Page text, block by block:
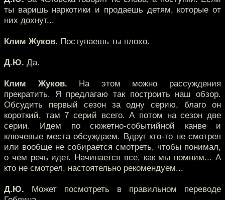
ты варишь наркотики и продаешь детям, которые от
них дохнут...
Клим Жуков. Поступаешь ты плохо.
Д.Ю. Да.
Клим Жуков. На этом можно рассуждения
прекратить. Я предлагаю так построить наш обзор.
Обсудить первый сезон за одну серию, благо он
короткий, там 7 серий всего. А потом на сезон две
серии. Идем по сюжетно-событийной канве и
ключевые места обсуждаем. Вдруг кто-то не смотрел
или вообще не собирается смотреть, чтобы понимал,
о чем речь идет. Начинается все, как мы помним... А
кто не смотрел, настоятельно рекомендуем...
Д.Ю. Может посмотреть в правильном переводе